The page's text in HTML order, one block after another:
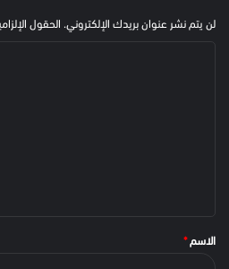
لن يتم نشر عنوان بريدك الإلكتروني. الحقول
الاسم*